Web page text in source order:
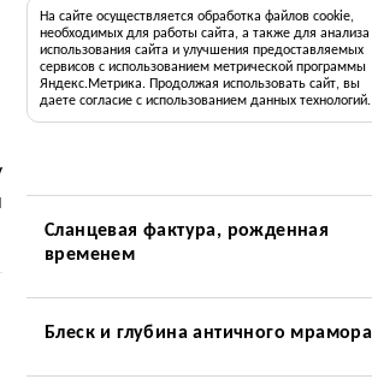
На сайте осуществляется обработка файлов cookie,
необходимых для работы сайта, а также для анализа
использования сайта и улучшения предоставляемых
сервисов с использованием метрической программы
Яндекс.Метрика. Продолжая использовать сайт, вы
даете согласие с использованием данных технологий.
Сланцевая фактура, рожденная
временем
Блеск и глубина античного мрамора